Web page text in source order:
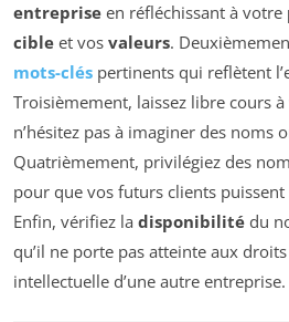
entreprise en réfléchissant à votre
cible et vos valeurs.
mots-clés pertinents qui reflètent
Troisièmement, laissez libre cours
n’hésitez pas à imaginer des noms
Quatrièmement, privilégiez des
pour que vos futurs clients puissent
Enfin, vérifiez la disponibilité du
qu’il ne porte pas atteinte aux
intellectuelle d’une autre entreprise.